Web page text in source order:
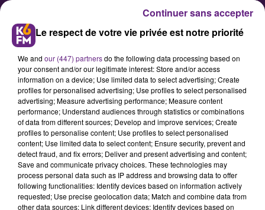
Pour la faune et la flore sauvage,
ne taillons plus les haies en
période de reproduction !
La ligue de protection des oiseaux
de Bourgogne-Franche-Comté
Le respect de votre vie privée est notre priorité
We and our (447) partnersdo the following data processing based on
your consent and/or our legitimate interest: Store and/or access
information on a device; Use limited data to select advertising; Create
profiles for personalised advertising; Use profiles to select personalised
advertising; Measure advertising performance; Measure content
performance; Understand audiences through statistics or combinations
of data from different sources; Develop and improve services; Create
profiles to personalise content; Use profiles to select personalised
content; Use limited data to select content; Ensure security, prevent and
detect fraud, and fix errors; Deliver and present advertising and content;
Save and communicate privacy choices. These technologies may
process personal data such as IP address and browsing data to offer
following functionalities: Identify devices based on information actively
requested; Use precise geolocation data; Match and combine data from
other data sources; Link different devices; Identify devices based on
Continuer sans accepter